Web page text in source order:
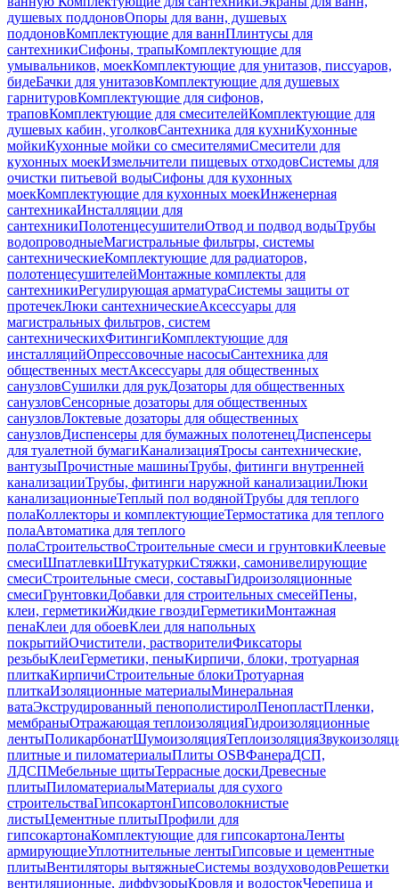
душевых поддоновОпоры для ванн, душевых
поддоновКомплектующие для ваннПлинтусы для
сантехникиСифоны, трапыКомплектующие для
умывальников, моекКомплектующие для унитазов, писсуаров,
бидеБачки для унитазовКомплектующие для душевых
гарнитуровКомплектующие для сифонов,
траповКомплектующие для смесителейКомплектующие для
душевых кабин, уголковСантехника для кухниКухонные
мойкиКухонные мойки со смесителямиСмесители для
кухонных моекИзмельчители пищевых отходовСистемы для
очистки питьевой водыСифоны для кухонных
моекКомплектующие для кухонных моекИнженерная
сантехникаИнсталляции для
сантехникиПолотенцесушителиОтвод и подвод водыТрубы
водопроводныеМагистральные фильтры, системы
сантехническиеКомплектующие для радиаторов,
полотенцесушителейМонтажные комплекты для
сантехникиРегулирующая арматураСистемы защиты от
протечекЛюки сантехническиеАксессуары для
магистральных фильтров, систем
сантехническихФитингиКомплектующие для
инсталляцийОпрессовочные насосыСантехника для
общественных местАксессуары для общественных
санузловСушилки для рукДозаторы для общественных
санузловСенсорные дозаторы для общественных
санузловЛоктевые дозаторы для общественных
санузловДиспенсеры для бумажных полотенецДиспенсеры
для туалетной бумагиКанализацияТросы сантехнические,
вантузыПрочистные машиныТрубы, фитинги внутренней
канализацииТрубы, фитинги наружной канализацииЛюки
канализационныеТеплый пол водянойТрубы для теплого
полаКоллекторы и комплектующиеТермостатика для теплого
полаАвтоматика для теплого
полаСтроительствоСтроительные смеси и грунтовкиКлеевые
смесиШпатлевкиШтукатуркиСтяжки, самонивелирующие
смесиСтроительные смеси, составыГидроизоляционные
смесиГрунтовкиДобавки для строительных смесейПены,
клеи, герметикиЖидкие гвоздиГерметикиМонтажная
пенаКлеи для обоевКлеи для напольных
покрытийОчистители, растворителиФиксаторы
резьбыКлеиГерметики, пеныКирпичи, блоки, тротуарная
плиткаКирпичиСтроительные блокиТротуарная
плиткаИзоляционные материалыМинеральная
ватаЭкструдированный пенополистиролПенопластПленки,
мембраныОтражающая теплоизоляцияГидроизоляционные
лентыПоликарбонатШумоизоляцияТеплоизоляция
плитные и пиломатериалыПлиты OSBФанераДСП,
ЛДСПМебельные щитыТеррасные доскиДревесные
плитыПиломатериалыМатериалы для сухого
строительстваГипсокартонГипсоволокнистые
листыЦементные плитыПрофили для
гипсокартонаКомплектующие для гипсокартонаЛенты
армирующиеУплотнительные лентыГипсовые и цементные
плитыВентиляторы вытяжныеСистемы воздуховодовРешетки
вентиляционные, диффузорыКровля и водостокЧерепица и